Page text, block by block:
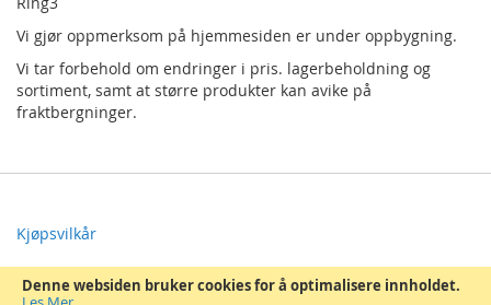
Denne websiden bruker cookies for å optimalisere innholdet.
Vi gjør oppmerksom på hjemmesiden er under oppbygning.
Vi tar forbehold om endringer i pris. lagerbeholdning og
sortiment, samt at større produkter kan avike på
fraktbergninger.
Kjøpsvilkår
Om Oss